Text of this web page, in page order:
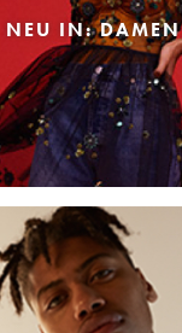
NEU IN: DAMEN